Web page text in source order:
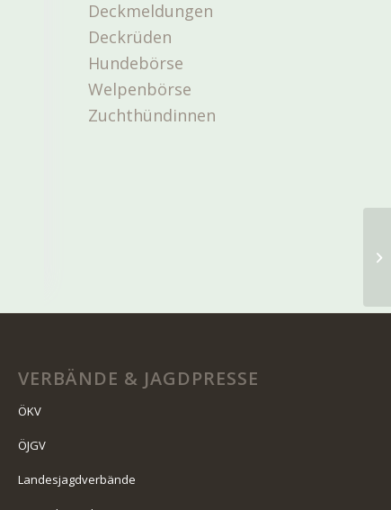
Deckmeldungen
Deckrüden
Hundebörse
Welpenbörse
Zuchthündinnen
VERBÄNDE & JAGDPRESSE
ÖKV
ÖJGV
Landesjagdverbände